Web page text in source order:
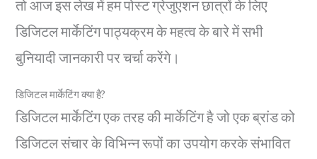
तो आज इस लेख में हम पोस्ट ग्रेजुएशन छात्रों के लिए
डिजिटल मार्केटिंग पाठ्यक्रम के महत्व के बारे में सभी
बुनियादी जानकारी पर चर्चा करेंगे।
डिजिटल मार्केटिंग क्या है?
डिजिटल मार्केटिंग एक तरह की मार्केटिंग है जो एक ब्रांड को
डिजिटल संचार के विभिन्न रूपों का उपयोग करके संभावित